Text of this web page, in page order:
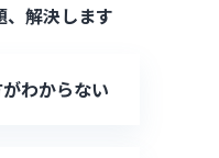
、解決します
わからない